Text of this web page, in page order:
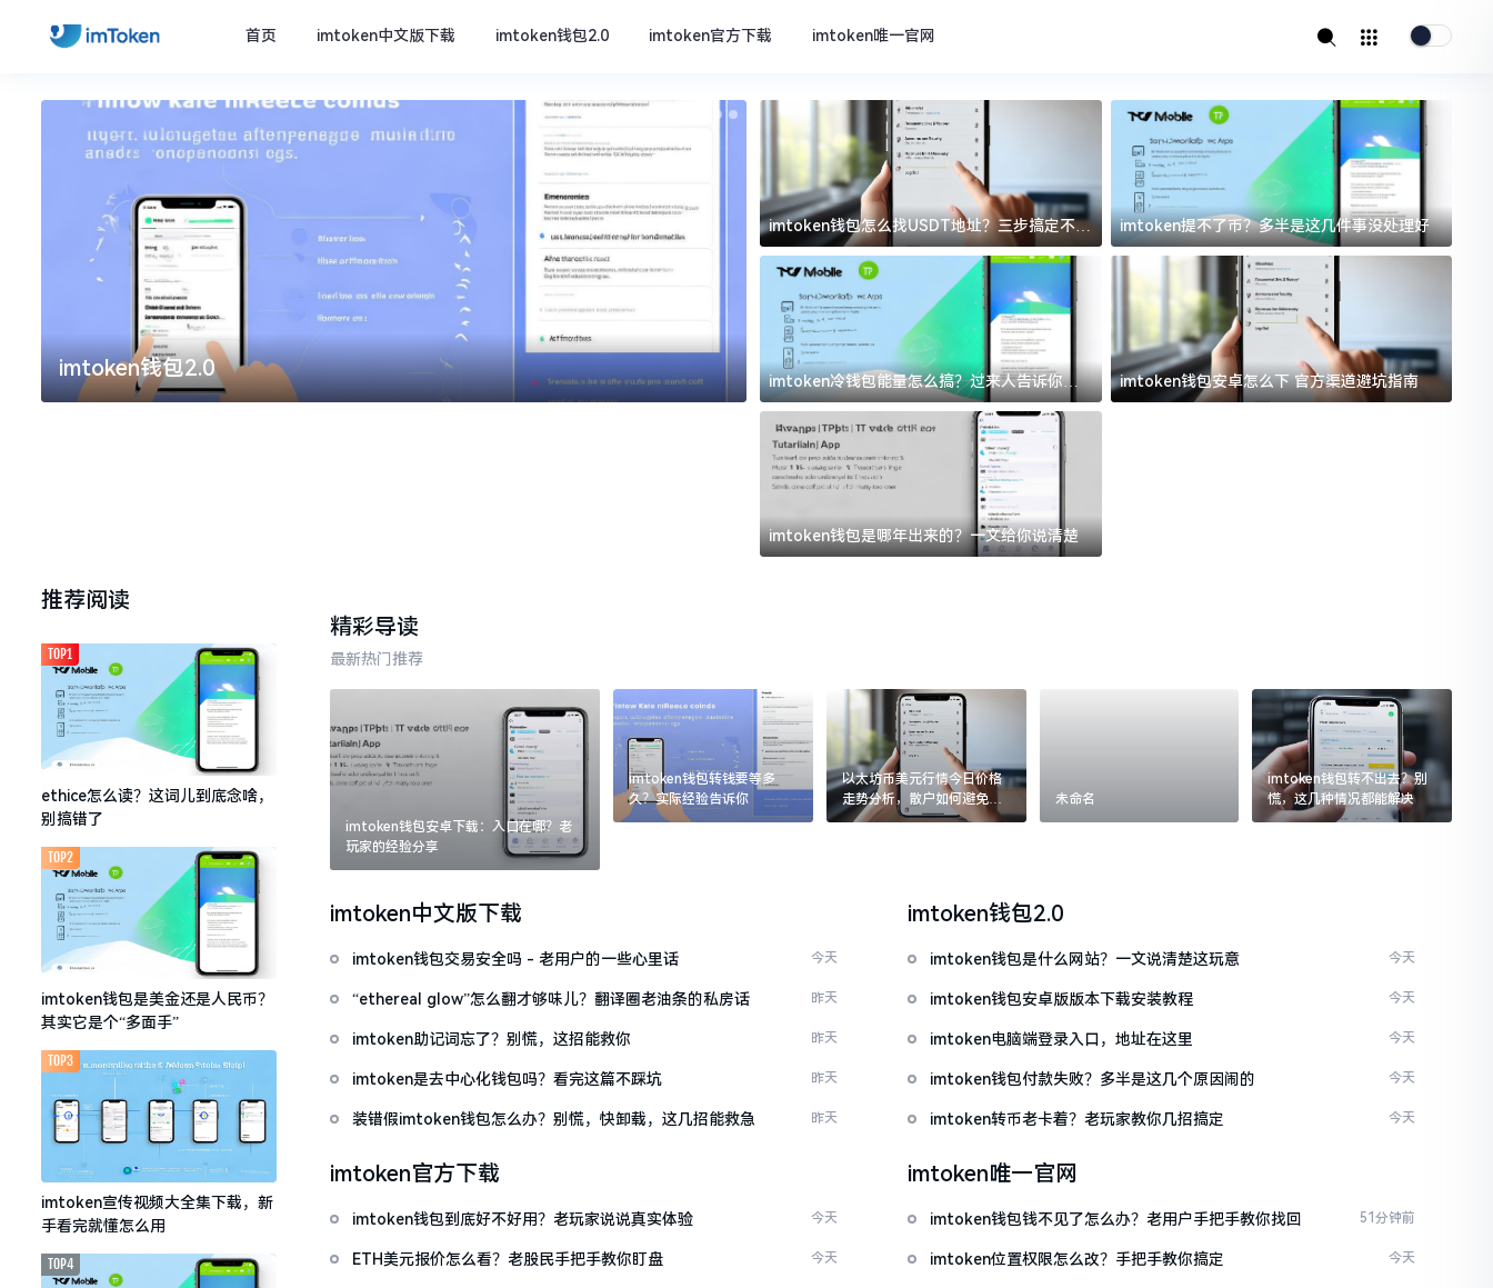
首页 imtoken中文版下载 imtoken钱包2.0 imtoken官方下载 imtoken唯一官网
imtoken钱包2.0 imtoken官方下载
imtoken钱包怎么找USDT地址？三步搞定不踩
坑
imtoken提不了币？多半是这几件事没处理好
imtoken冷钱包能量怎么搞？过来人告诉你门
道
imtoken钱包安卓怎么下 官方渠道避坑指南
imtoken钱包是哪年出来的？一文给你说清楚
推荐阅读
ethice怎么读？这词儿到底念啥，
别搞错了
TOP1
imtoken钱包是美金还是人民币？
其实它是个“多面手”
TOP2
imtoken宣传视频大全集下载，新
手看完就懂怎么用
TOP3
TOP4
精彩导读
最新热门推荐
imtoken钱包安卓下载：入口在哪？老
玩家的经验分享
imtoken钱包转钱要等多
久？实际经验告诉你
以太坊币美元行情今日价格
走势分析，散户如何避免追
涨杀跌被套牢
未命名
imtoken钱包转不出去？别
慌，这几种情况都能解决
imtoken中文版下载
imtoken钱包交易安全吗 - 老用户的一些心里话 今天
“ethereal glow”怎么翻才够味儿？翻译圈老油条的私房话 昨天
imtoken助记词忘了？别慌，这招能救你 昨天
imtoken是去中心化钱包吗？看完这篇不踩坑 昨天
装错假imtoken钱包怎么办？别慌，快卸载，这几招能救急 昨天
imtoken钱包2.0
imtoken钱包是什么网站？一文说清楚这玩意 今天
imtoken钱包安卓版版本下载安装教程 今天
imtoken电脑端登录入口，地址在这里 今天
imtoken钱包付款失败？多半是这几个原因闹的 今天
imtoken转币老卡着？老玩家教你几招搞定 今天
imtoken官方下载
imtoken钱包到底好不好用？老玩家说说真实体验 今天
ETH美元报价怎么看？老股民手把手教你盯盘 今天
imtoken唯一官网
imtoken钱包钱不见了怎么办？老用户手把手教你找回 51分钟前
imtoken位置权限怎么改？手把手教你搞定 今天